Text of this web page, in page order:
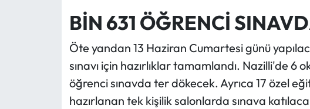
BİN 631 ÖĞRENCİ
Öte yandan 13 Haziran Cumartesi günü
sınavı için hazırlıklar tamamlandı. Nazilli'de 6
öğrenci sınavda ter dökecek. Ayrıca 17 özel
hazırlanan tek kişilik salonlarda sınava